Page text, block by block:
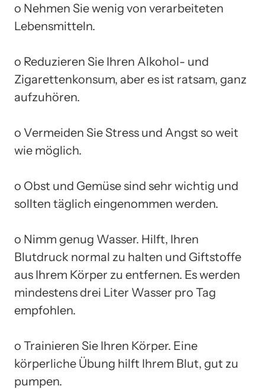
o Nehmen Sie wenig von verarbeiteten
Lebensmitteln.
o Reduzieren Sie Ihren Alkohol- und
Zigarettenkonsum, aber es ist ratsam, ganz
aufzuhören.
o Vermeiden Sie Stress und Angst so weit
wie möglich.
o Obst und Gemüse sind sehr wichtig und
sollten täglich eingenommen werden.
o Nimm genug Wasser. Hilft, Ihren
Blutdruck normal zu halten und Giftstoffe
aus Ihrem Körper zu entfernen. Es werden
mindestens drei Liter Wasser pro Tag
empfohlen.
o Trainieren Sie Ihren Körper. Eine
körperliche Übung hilft Ihrem Blut, gut zu
pumpen.